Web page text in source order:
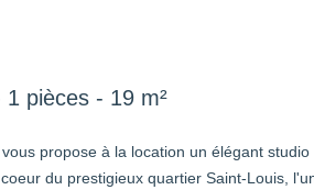
pièces - 19 m²
propose à la location un élégant studio
du prestigieux quartier Saint-Louis,